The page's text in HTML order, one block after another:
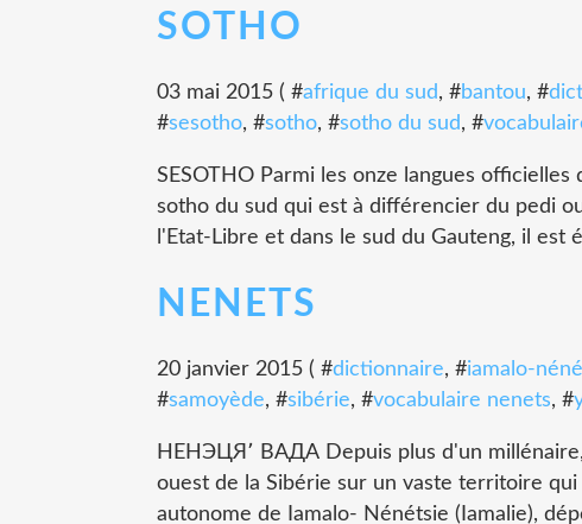
SOTHO
03 mai 2015 ( #afrique du sud, #bantou, #
#sesotho, #sotho, #sotho du sud, #
SESOTHO Parmi les onze langues
sotho du sud qui est à différencier du pedi
l'Etat-Libre et dans le sud du Gauteng, il est
NENETS
20 janvier 2015 ( #dictionnaire, #iamalo-
#samoyède, #sibérie, #vocabulaire nenets, #
НЕНЭЦЯ՚ ВАДА Depuis plus d'un
ouest de la Sibérie sur un vaste territoire
autonome de Iamalo- Nénétsie (Iamalie),